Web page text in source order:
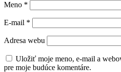
Meno *
E-mail *
Adresa webu
Uložiť moje meno, e-mail a
pre moje budúce komentáre.